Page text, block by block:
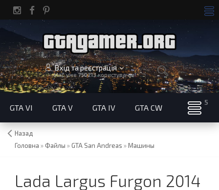
Вхід та реєстрація
Нас уже750213користувачів!
GTA VI GTA V GTA IV GTA CW
Назад
Головна »Файлы » GTA San Andreas »Машины
Lada Largus Furgon 2014